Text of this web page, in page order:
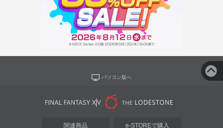
パソコン版へ
関連商品 e-STOREで購入